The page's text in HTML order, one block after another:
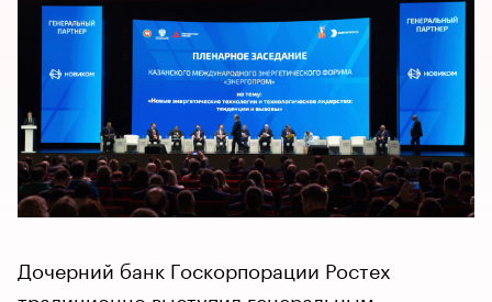
Дочерний банк Госкорпорации Ростех